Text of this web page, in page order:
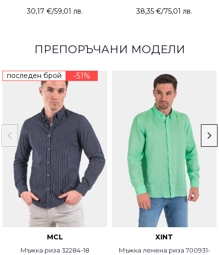
30,17 €/59,01 лв. 38,35 €/75,01 лв.
ПРЕПОРЪЧАНИ МОДЕЛИ
последен брой -51%
MCL
Мъжка риза 32284-18
XINT
Мъжка ленена риза 700931-